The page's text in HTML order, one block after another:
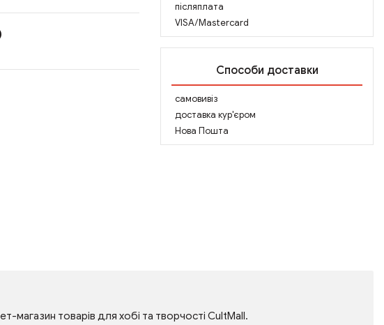
післяплата
VISA/Mastercard
Способи доставки
самовивіз
доставка кур'єром
Нова Пошта
магазин товарів для хобі та творчості CultMall.